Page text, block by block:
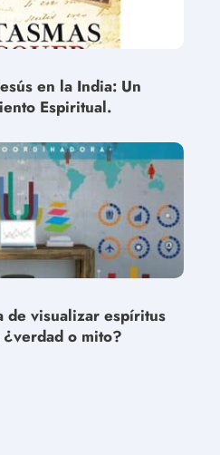
en la India: Un
Espiritual.
de visualizar espíritus
o mito?